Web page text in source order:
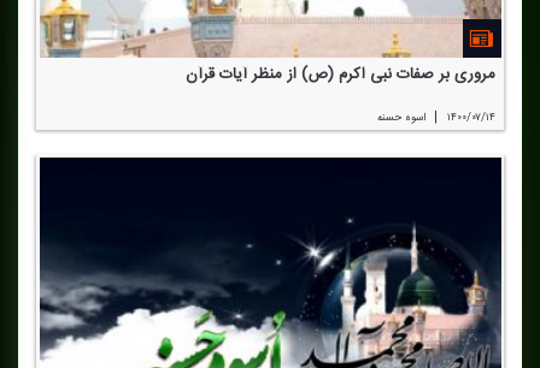
مروری بر صفات نبی اكرم (ص) از منظر آیات قرآن
۱۴۰۰/۰۷/۱۴ | اسوه حسنه